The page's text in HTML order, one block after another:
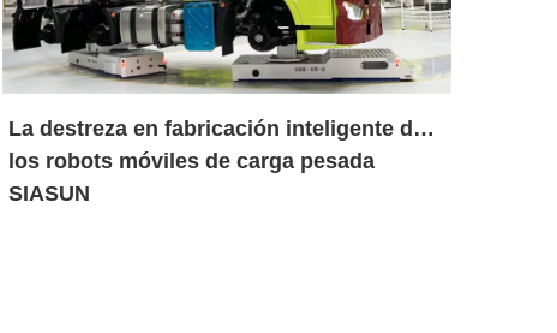
La destreza en fabricación inteligente de
los robots móviles de carga pesada
SIASUN